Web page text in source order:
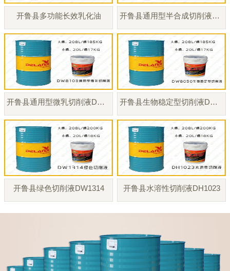
开鲁县多功能长效乳化油 开鲁县通用型半合成切削液DW8000
开鲁县通用型微乳切削液DW8103 开鲁县生物稳定型切削液DW8050
开鲁县绿色切削液DW1314 开鲁县水溶性切削液DH1023